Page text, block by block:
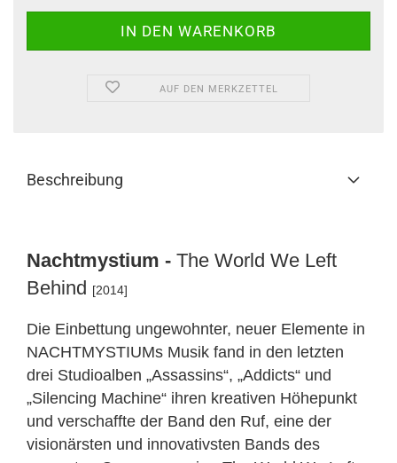
AUF DEN MERKZETTEL
Beschreibung
Nachtmystium - The World We Left
Behind [2014]
Die Einbettung ungewohnter, neuer Elemente in
NACHTMYSTIUMs Musik fand in den letzten
drei Studioalben „Assassins“, „Addicts“ und
„Silencing Machine“ ihren kreativen Höhepunkt
und verschaffte der Band den Ruf, eine der
visionärsten und innovativsten Bands des